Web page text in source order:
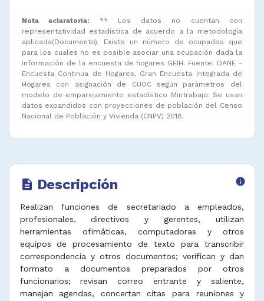
Nota aclaratoria:
** Los datos no cuentan con
representatividad estadística de acuerdo a la metodología
aplicada(Documento). Existe un número de ocupados que
para los cuales no es posible asociar una ocupación dada la
información de la encuesta de hogares GEIH. Fuente: DANE -
Encuesta Continua de Hogares, Gran Encuesta Integrada de
Hogares con asignación de CUOC según parámetros del
modelo de emparejamiento estadístico Mintrabajo. Se usan
datos expandidos con proyecciones de población del Censo
Nacional de Población y Vivienda (CNPV) 2018.
description Descripción info
Realizan funciones de secretariado a empleados,
profesionales, directivos y gerentes, utilizan
herramientas ofimáticas, computadoras y otros
equipos de procesamiento de texto para transcribir
correspondencia y otros documentos; verifican y dan
formato a documentos preparados por otros
funcionarios; revisan correo entrante y saliente,
manejan agendas, concertan citas para reuniones y